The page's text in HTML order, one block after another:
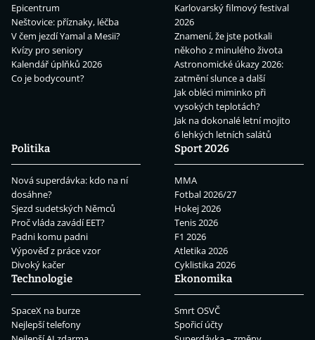
Epicentrum
Neštovice: příznaky, léčba
V čem jezdí Yamal a Mesii?
Kvízy pro seniory
Kalendář úplňků 2026
Co je bodycount?
Karlovarský filmový festival
2026
Znamení, že jste potkali
někoho z minulého života
Astronomické úkazy 2026:
zatmění slunce a další
Jak obléci miminko při
vysokých teplotách?
Jak na dokonalé letní mojito
6 lehkých letních salátů
Politika
Nová superdávka: kdo na ní
dosáhne?
Sjezd sudetských Němců
Proč vláda zavádí EET?
Padni komu padni
Výpověď z práce vzor
Divoký kačer
Sport 2026
MMA
Fotbal 2026/27
Hokej 2026
Tenis 2026
F1 2026
Atletika 2026
Cyklistika 2026
Technologie
SpaceX na burze
Nejlepší telefony
Ekonomika
Smrt OSVČ
Spořicí účty